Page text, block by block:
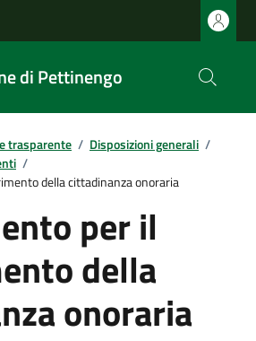
di Pettinengo
trasparente / Disposizioni generali /
/
della cittadinanza onoraria
per il
della
onoraria